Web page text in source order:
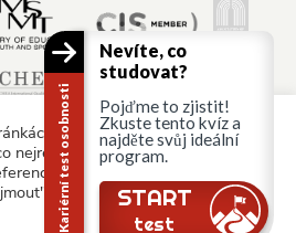
pro:
a rodina
používáme soubory cookie,
nejrelevantnější služby tím, že si
a opakované návštěvy.
souhlasíte s používáním
Kariérní test osobnosti
Nevíte, co
studovat?
Pojďme to zjistit!
Zkuste tento kvíz a
najděte svůj ideální
program.
START
test